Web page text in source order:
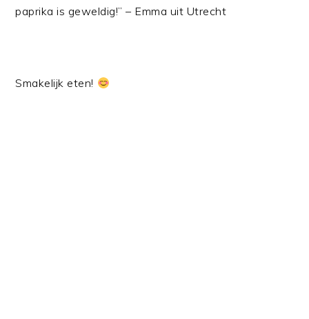
paprika is geweldig!” – Emma uit Utrecht
Smakelijk eten!